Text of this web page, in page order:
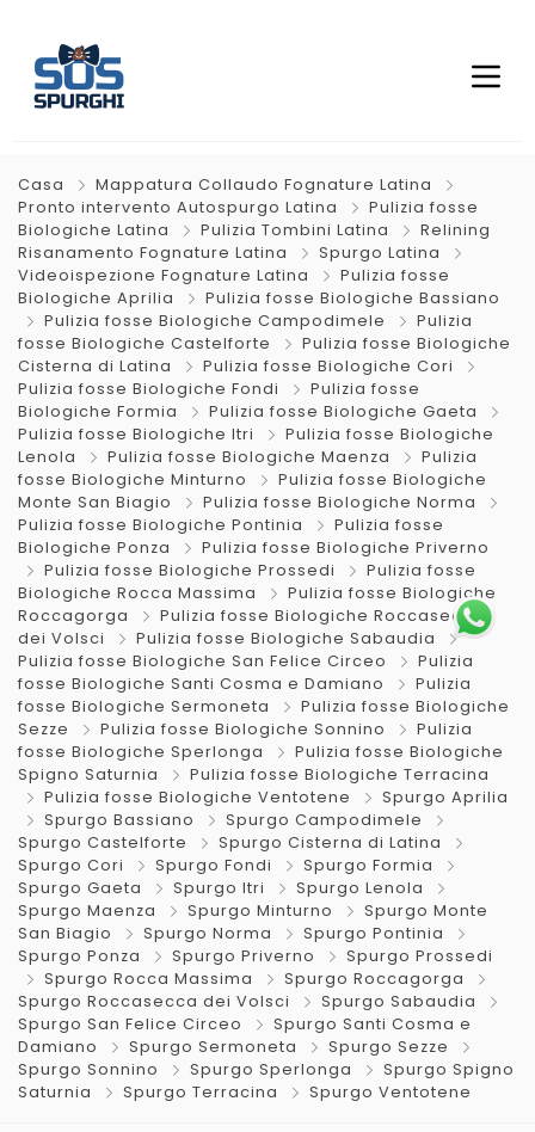
Casa
Mappatura Collaudo Fognature Latina
Pronto intervento Autospurgo Latina
Pulizia fosse
Biologiche Latina
Pulizia Tombini Latina
Relining
Risanamento Fognature Latina
Spurgo Latina
Videoispezione Fognature Latina
Pulizia fosse
Biologiche Aprilia
Pulizia fosse Biologiche Bassiano
Pulizia fosse Biologiche Campodimele
Pulizia
fosse Biologiche Castelforte
Pulizia fosse Biologiche
Cisterna di Latina
Pulizia fosse Biologiche Cori
Pulizia fosse Biologiche Fondi
Pulizia fosse
Biologiche Formia
Pulizia fosse Biologiche Gaeta
Pulizia fosse Biologiche Itri
Pulizia fosse Biologiche
Lenola
Pulizia fosse Biologiche Maenza
Pulizia
fosse Biologiche Minturno
Pulizia fosse Biologiche
Monte San Biagio
Pulizia fosse Biologiche Norma
Pulizia fosse Biologiche Pontinia
Pulizia fosse
Biologiche Ponza
Pulizia fosse Biologiche Priverno
Pulizia fosse Biologiche Prossedi
Pulizia fosse
Biologiche Rocca Massima
Pulizia fosse Biologiche
Roccagorga
Pulizia fosse Biologiche Roccasecca
dei Volsci
Pulizia fosse Biologiche Sabaudia
Pulizia fosse Biologiche San Felice Circeo
Pulizia
fosse Biologiche Santi Cosma e Damiano
Pulizia
fosse Biologiche Sermoneta
Pulizia fosse Biologiche
Sezze
Pulizia fosse Biologiche Sonnino
Pulizia
fosse Biologiche Sperlonga
Pulizia fosse Biologiche
Spigno Saturnia
Pulizia fosse Biologiche Terracina
Pulizia fosse Biologiche Ventotene
Spurgo Aprilia
Spurgo Bassiano
Spurgo Campodimele
Spurgo Castelforte
Spurgo Cisterna di Latina
Spurgo Cori
Spurgo Fondi
Spurgo Formia
Spurgo Gaeta
Spurgo Itri
Spurgo Lenola
Spurgo Maenza
Spurgo Minturno
Spurgo Monte
San Biagio
Spurgo Norma
Spurgo Pontinia
Spurgo Ponza
Spurgo Priverno
Spurgo Prossedi
Spurgo Rocca Massima
Spurgo Roccagorga
Spurgo Roccasecca dei Volsci
Spurgo Sabaudia
Spurgo San Felice Circeo
Spurgo Santi Cosma e
Damiano
Spurgo Sermoneta
Spurgo Sezze
Spurgo Sonnino
Spurgo Sperlonga
Spurgo Spigno
Saturnia
Spurgo Terracina Spurgo Ventotene